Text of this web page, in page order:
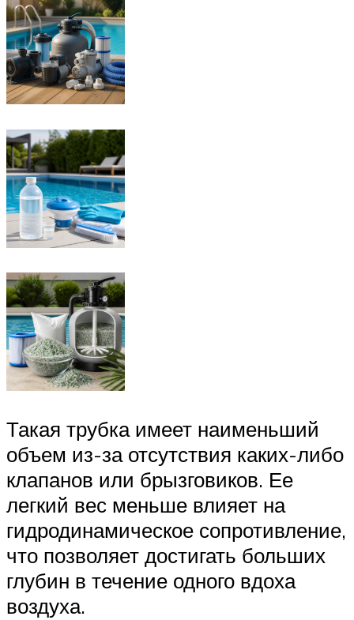
Такая трубка имеет наименьший
объем из-за отсутствия каких-либо
клапанов или брызговиков. Ее
легкий вес меньше влияет на
гидродинамическое сопротивление,
что позволяет достигать больших
глубин в течение одного вдоха
воздуха.